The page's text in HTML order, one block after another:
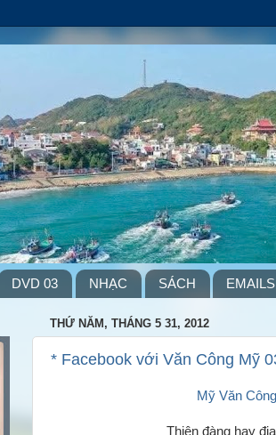
DVD 03 NHẠC SÁCH EMAILS
THỨ NĂM, THÁNG 5 31, 2012
* Facebook với Văn Công Mỹ
Mỹ Văn Công
Thiên đàng hay